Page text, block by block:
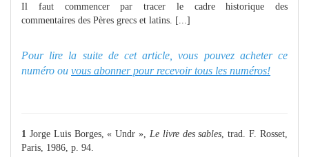
Il faut commencer par tracer le cadre historique des
commentaires des Pères grecs et latins. [...]
Pour lire la suite de cet article, vous pouvez acheter ce
numéro ou vous abonner pour recevoir tous les numéros!
1 Jorge Luis Borges, « Undr », Le livre des sables , trad. F. Rosset,
Paris, 1986, p. 94.